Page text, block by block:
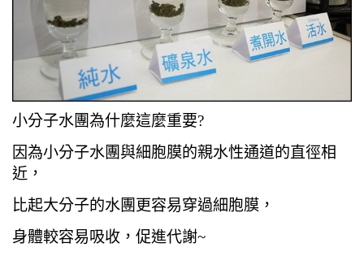
小分子水團為什麼這麼重要?
因為小分子水團與細胞膜的親水性通道的直徑相
近，
比起大分子的水團更容易穿過細胞膜，
身體較容易吸收，促進代謝~